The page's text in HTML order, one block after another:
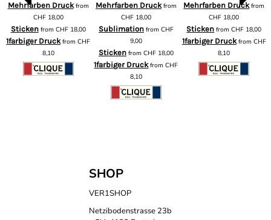
Mehrfarben Druckfrom
CHF18,00
Stickenfrom CHF18,00
1farbiger DruckfromCHF
8,10
Mehrfarben Druckfrom
CHF18,00
Sublimationfrom CHF
9,00
Stickenfrom CHF18,00
1farbiger DruckfromCHF
8,10
Mehrfarben Druckfrom
CHF 18,00
Sticken fromCHF 18,00
1farbiger Druckfrom CHF
8,10
SHOP
VER1SHOP
Netzibodenstrasse 23b